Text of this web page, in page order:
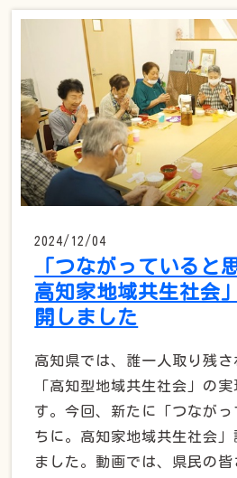
2024/12/04
「つながっていると
高知家地域共生社会
開しました
高知県では、誰一人取り残
「高知型地域共生社会」の
す。今回、新たに「つなが
ちに。高知家地域共生社会
ました。動画では、県民の